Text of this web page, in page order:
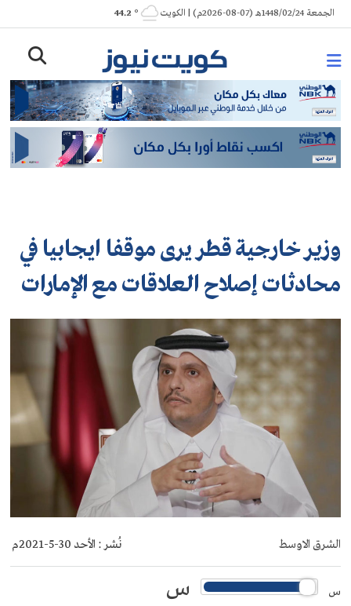
Skip
to
الجمعة 1448/02/24هـ (07-08-2026م) | الكويت ° 44.2
وزير خارجية قطر يرى موقفا ايجابيا في
محادثات إصلاح العلاقات مع الإمارات
الشرق الاوسط نُشر : الأحد 30-5-2021م
س س